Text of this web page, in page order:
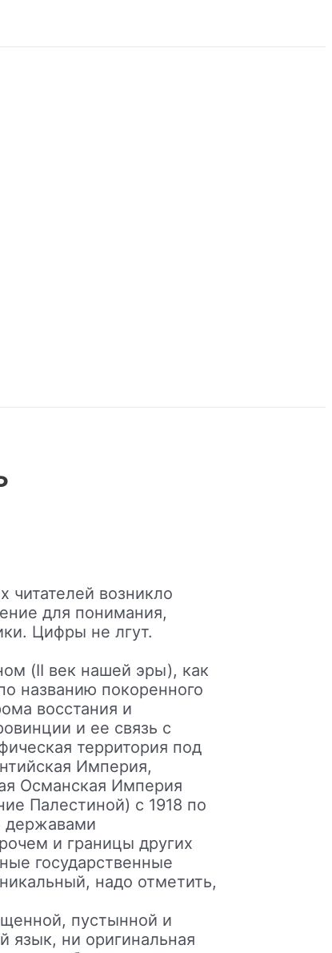
возникло
для понимания,
Цифры не лгут.
(II век нашей эры), как
названию покоренного
восстания и
и ее связь с
территория под
Империя,
Османская Империя
Палестиной) с 1918 по
державами
и границы других
государственные
надо отметить,
пустынной и
язык, ни оригинальная